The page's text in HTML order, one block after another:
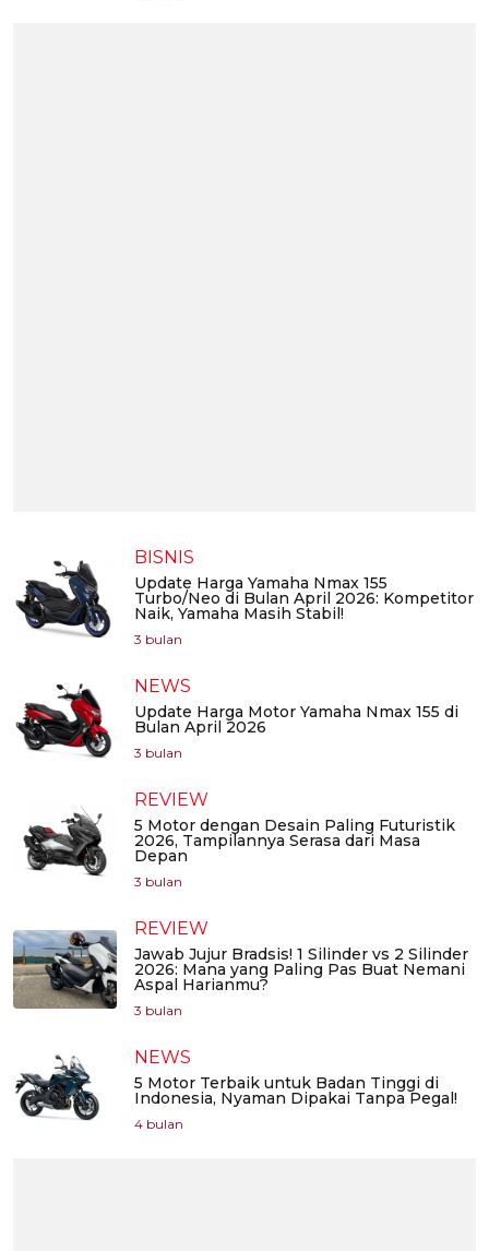
BISNIS
Update Harga Yamaha Nmax 155
Turbo/Neo di Bulan April 2026: Kompetitor
Naik, Yamaha Masih Stabil!
3 bulan
NEWS
Update Harga Motor Yamaha Nmax 155 di
Bulan April 2026
3 bulan
REVIEW
5 Motor dengan Desain Paling Futuristik
2026, Tampilannya Serasa dari Masa
Depan
3 bulan
REVIEW
Jawab Jujur Bradsis! 1 Silinder vs 2 Silinder
2026: Mana yang Paling Pas Buat Nemani
Aspal Harianmu?
3 bulan
NEWS
5 Motor Terbaik untuk Badan Tinggi di
Indonesia, Nyaman Dipakai Tanpa Pegal!
4 bulan